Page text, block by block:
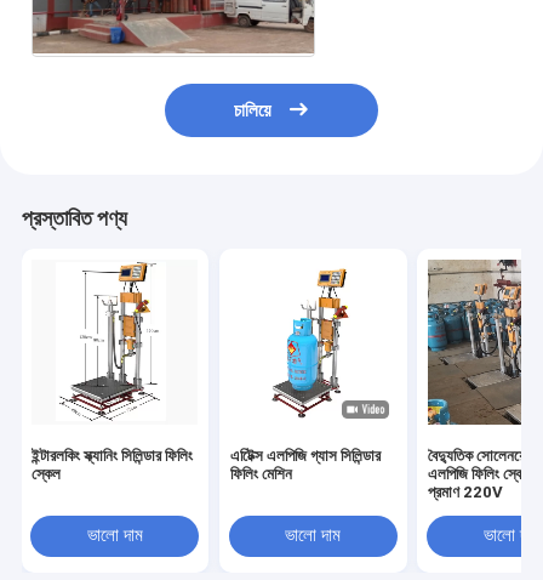
চালিয়ে
প্রস্তাবিত পণ্য
ইন্টারলকিং স্ক্যানিং সিলিন্ডার ফিলিং
স্কেল
ভালো দাম
এটিেক্স এলপিজি গ্যাস সিলিন্ডার
ফিলিং মেশিন
ভালো দাম
বৈদ্যুতিক সোলেনয়েড
এলপিজি ফিলিং স্কেল
প্রমাণ 220V
ভালো দাম